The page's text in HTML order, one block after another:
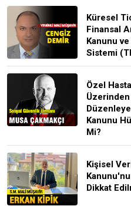
Küresel
Finansal
Kanunu
Sistemi
Özel
Kanunu
Mi?
Kişisel
Dikkat